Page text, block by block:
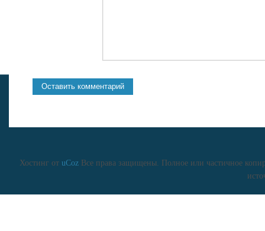
Хостинг от uCozВсе права защищены. Полное или частичное